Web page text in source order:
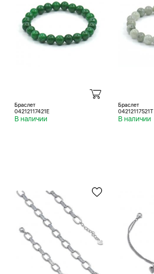
Браслет
04212117421E
В наличии
Браслет
04212117521T
В наличии